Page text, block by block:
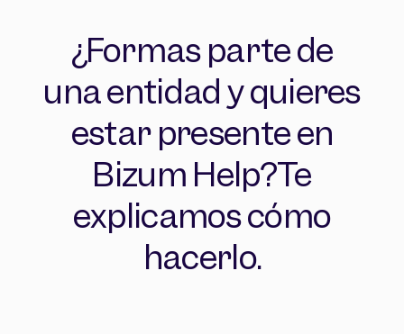
¿Formas parte de
una entidad y quieres
estar presente en
Bizum Help?Te
explicamos cómo
hacerlo.